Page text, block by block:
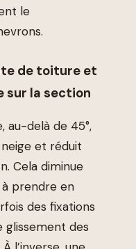
le
de toiture et
sur la section
au-delà de 45°,
et réduit
Cela diminue
prendre en
des fixations
des